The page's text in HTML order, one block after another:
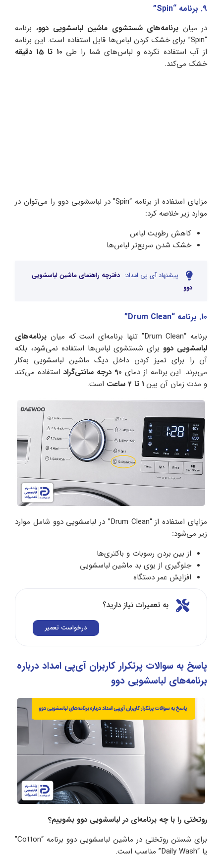
9. برنامه “Spin”
در میان برنامه‌های شستشوی ماشین لباسشویی دوو، برنامه
“Spin” برای خشک کردن لباس‌ها قابل استفاده است. این برنامه
از آب استفاده نکرده و لباس‌های شما را طی 10 تا 15 دقیقه
خشک می‌کند.
مزایای استفاده از برنامه “Spin” در لباسشویی دوو را می‌توان در
موارد زیر خلاصه کرد:
کاهش رطوبت لباس
خشک شدن سریع‌تر لباس‌ها
پیشنهاد آی پی امداد: دفترچه راهنمای ماشین لباسشویی
دوو
10. برنامه “Drum Clean”
برنامه “Drum Clean” تنها برنامه‌ای است که میان
برنامه‌های
لباسشویی دووبرای شستشوی لباس‌ها استفاده نمی‌شود، بلکه
آن را برای تمیز کردن داخل دیگ ماشین لباسشویی به‌کار
می‌برند. این برنامه از دمای 90 درجه سانتی‌گراد
استفاده می‌کند
و مدت زمان آن بین 1 تا 2 ساعت است.
مزایای استفاده از “Drum Clean” در لباسشویی دوو شامل موارد
زیر می‌شود:
از بین بردن رسوبات و باکتری‌ها
جلوگیری از بوی بد ماشین لباسشویی
افزایش عمر دستگاه
به تعمیرات نیاز دارید؟
درخواست تعمیر
پاسخ به سوالات پرتکرار کاربران آی‌پی امداد درباره
برنامه‌های لباسشویی دوو
روتختی را با چه برنامه‌ای در لباسشویی دوو بشوییم؟
برای شستن روتختی در ماشین لباسشویی دوو برنامه “Cotton”
یا “Daily Wash” مناسب است.